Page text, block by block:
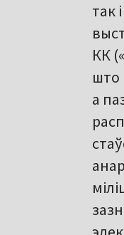
так
КК
што
а